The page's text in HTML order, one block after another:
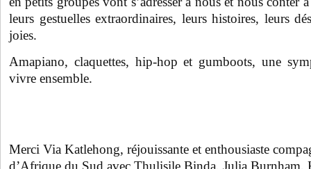
leurs gestuelles extraordinaires, leurs histoires, leurs
joies.
Amapiano, claquettes, hip-hop et gumboots, une
vivre ensemble.
Merci Via Katlehong, réjouissante et enthousiaste
d’Afrique du Sud avec Thulisile Binda, Julia Burnham,